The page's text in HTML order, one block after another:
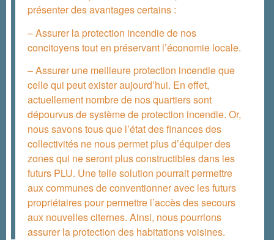
présenter des avantages certains :
– Assurer la protection incendie de nos
concitoyens tout en préservant l’économie locale.
– Assurer une meilleure protection incendie que
celle qui peut exister aujourd’hui. En effet,
actuellement nombre de nos quartiers sont
dépourvus de système de protection incendie. Or,
nous savons tous que l’état des finances des
collectivités ne nous permet plus d’équiper des
zones qui ne seront plus constructibles dans les
futurs PLU. Une telle solution pourrait permettre
aux communes de conventionner avec les futurs
propriétaires pour permettre l’accès des secours
aux nouvelles citernes. Ainsi, nous pourrions
assurer la protection des habitations voisines.